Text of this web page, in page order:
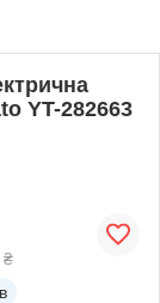
YT-282663
₴